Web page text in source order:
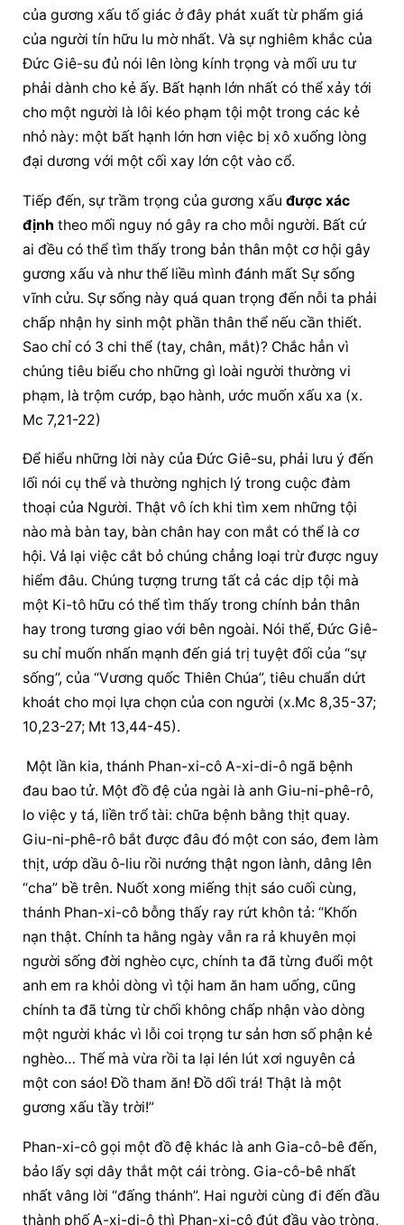
của gương xấu tố giác ở đây phát xuất từ phẩm giá
của người tín hữu lu mờ nhất. Và sự nghiêm khắc của
Đức Giê-su đủ nói lên lòng kính trọng và mối ưu tư
phải dành cho kẻ ấy. Bất hạnh lớn nhất có thể xảy tới
cho một người là lôi kéo phạm tội một trong các kẻ
nhỏ này: một bất hạnh lớn hơn việc bị xô xuống lòng
đại dương với một cối xay lớn cột vào cổ.
Tiếp đến, sự trầm trọng của gương xấu được xác
định theo mối nguy nó gây ra cho mỗi người. Bất cứ
ai đều có thể tìm thấy trong bản thân một cơ hội gây
gương xấu và như thế liều mình đánh mất Sự sống
vĩnh cửu. Sự sống này quá quan trọng đến nỗi ta phải
chấp nhận hy sinh một phần thân thể nếu cần thiết.
Sao chỉ có 3 chi thể (tay, chân, mắt)? Chắc hẳn vì
chúng tiêu biểu cho những gì loài người thường vi
phạm, là trộm cướp, bạo hành, ước muốn xấu xa (x.
Mc 7,21-22)
Để hiểu những lời này của Đức Giê-su, phải lưu ý đến
lối nói cụ thể và thường nghịch lý trong cuộc đàm
thoại của Người. Thật vô ích khi tìm xem những tội
nào mà bàn tay, bàn chân hay con mắt có thể là cơ
hội. Vả lại việc cắt bỏ chúng chẳng loại trừ được nguy
hiểm đâu. Chúng tượng trưng tất cả các dịp tội mà
một Ki-tô hữu có thể tìm thấy trong chính bản thân
hay trong tương giao với bên ngoài. Nói thế, Đức Giê-
su chỉ muốn nhấn mạnh đến giá trị tuyệt đối của “sự
sống”, của “Vương quốc Thiên Chúa”, tiêu chuẩn dứt
khoát cho mọi lựa chọn của con người (x.Mc 8,35-37;
10,23-27; Mt 13,44-45).
 Một lần kia, thánh Phan-xi-cô A-xi-di-ô ngã bệnh
đau bao tử. Một đồ đệ của ngài là anh Giu-ni-phê-rô,
lo việc y tá, liền trổ tài: chữa bệnh bằng thịt quay.
Giu-ni-phê-rô bắt được đâu đó một con sáo, đem làm
thịt, ướp dầu ô-liu rồi nướng thật ngon lành, dâng lên
“cha” bề trên. Nuốt xong miếng thịt sáo cuối cùng,
thánh Phan-xi-cô bỗng thấy ray rứt khôn tả: “Khốn
nạn thật. Chính ta hằng ngày vẫn ra rả khuyên mọi
người sống đời nghèo cực, chính ta đã từng đuổi một
anh em ra khỏi dòng vì tội ham ăn ham uống, cũng
chính ta đã từng từ chối không chấp nhận vào dòng
một người khác vì lỗi coi trọng tư sản hơn số phận kẻ
nghèo… Thế mà vừa rồi ta lại lén lút xơi nguyên cả
một con sáo! Đồ tham ăn! Đồ dối trá! Thật là một
gương xấu tầy trời!”
Phan-xi-cô gọi một đồ đệ khác là anh Gia-cô-bê đến,
bảo lấy sợi dây thắt một cái tròng. Gia-cô-bê nhất
nhất vâng lời “đấng thánh”. Hai người cùng đi đến đầu
thành phố A-xi-di-ô thì Phan-xi-cô đút đầu vào tròng,